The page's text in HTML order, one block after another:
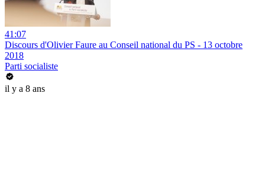
41:07
Discours d'Olivier Faure au Conseil national du PS - 13 octobre
2018
Parti socialiste
il y a 8 ans